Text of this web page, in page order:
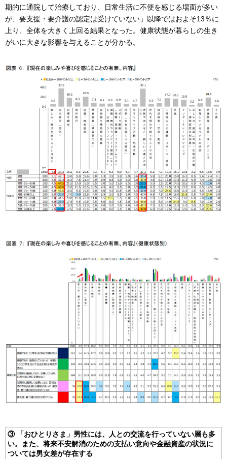
期的に通院して治療しており、日常生活に不便を感じる場面が多い
が、要支援・要介護の認定は受けていない」以降ではおよそ13％に
上り、全体を大きく上回る結果となった。健康状態が暮らしの生き
がいに大きな影響を与えることが分かる。
③ 「おひとりさま」男性には、人との交流を行っていない層も多
い。また、将来不安解消のための支払い意向や金融資産の状況に
ついては男女差が存在する